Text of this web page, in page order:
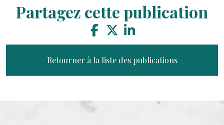
Partagez cette publication
Retourner à la liste des publications